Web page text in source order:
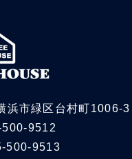
浜市緑区台村町1006-3
9512
500-9513